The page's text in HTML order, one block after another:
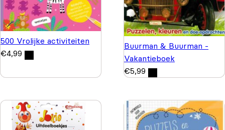
500 Vrolijke activiteiten
€4,99
Buurman & Buurman -
Vakantieboek
€5,99